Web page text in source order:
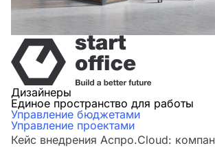
Дизайнеры
Единое пространство для работы
Управление бюджетами
Управление проектами
Кейс внедрения Аспро.Cloud: